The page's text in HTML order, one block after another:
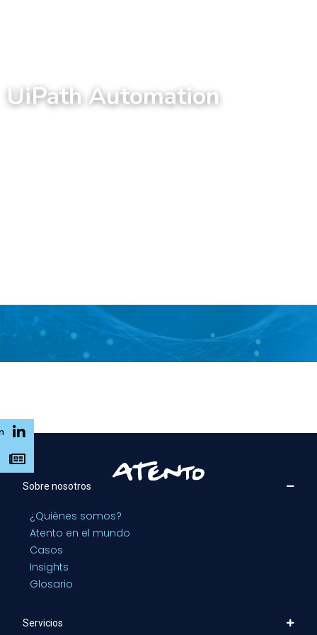
UiPath Automation
Sobre nosotros
¿Quiénes somos?
Atento en el mundo
Casos
Insights
Glosario
Servicios